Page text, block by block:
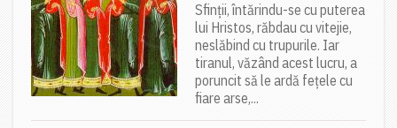
Sfinții, întărindu-se cu puterea
lui Hristos, răbdau cu vitejie,
neslăbind cu trupurile. Iar
tiranul, văzând acest lucru, a
poruncit să le ardă fețele cu
fiare arse,...